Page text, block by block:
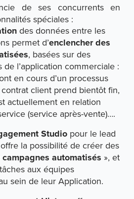
de ses concurrents en
spéciales :
des données entre les
permet d’enclencher des
, basées sur des
de l’application commerciale :
en cours d’un processus
client prend bientôt fin,
actuellement en relation
(service après-vente)….
Studio pour le lead
la possibilité de créer des
automatisés », et
aux équipes
sein de leur Application.